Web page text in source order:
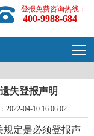
登报免费咨询热线：
400-9988-684
失登报声明
2022-04-10 16:06:02
规定是必须登报声